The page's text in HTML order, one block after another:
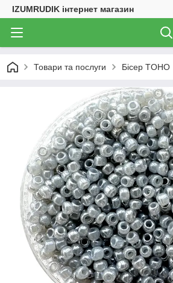
IZUMRUDIK інтернет магазин
Товари та послуги Бісер TOHO